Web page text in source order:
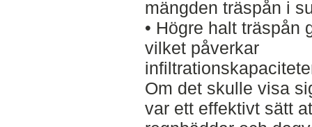
mängden träspån i
• Högre halt träspån
vilket påverkar
Om det skulle visa
var ett effektivt sätt